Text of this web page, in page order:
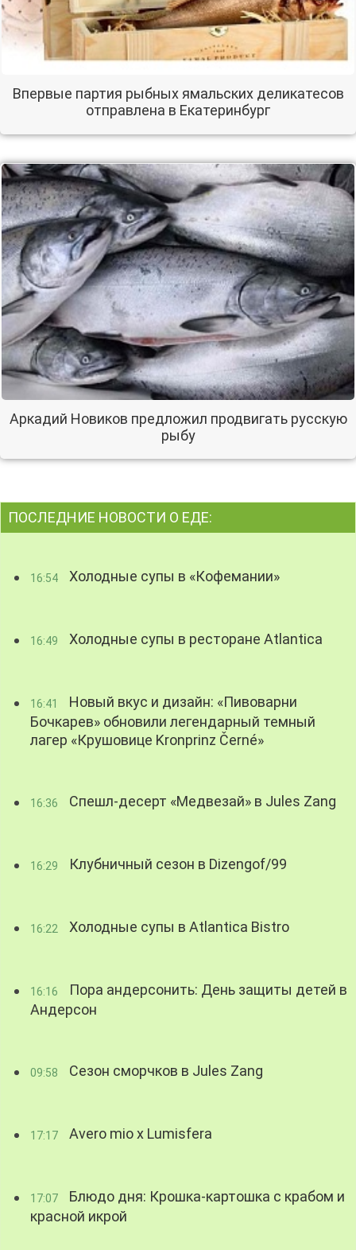
Впервые партия рыбных ямальских деликатесов
отправлена в Екатеринбург
Аркадий Новиков предложил продвигать русскую
рыбу
ПОСЛЕДНИЕ НОВОСТИ О ЕДЕ:
16:54 Холодные супы в «Кофемании»
16:49 Холодные супы в ресторане Atlantica
16:41
Новый вкус и дизайн: «Пивоварни
Бочкарев» обновили легендарный темный
лагер «Крушовице Kronprinz Černé»
16:36 Спешл-десерт «Медвезай» в Jules Zang
16:29 Клубничный сезон в Dizengof/99
16:22 Холодные супы в Atlantica Bistro
16:16
Пора андерсонить: День защиты детей в
Андерсон
09:58 Сезон сморчков в Jules Zang
17:17 Avero mio x Lumisfera
17:07
Блюдо дня: Крошка-картошка с крабом и
красной икрой